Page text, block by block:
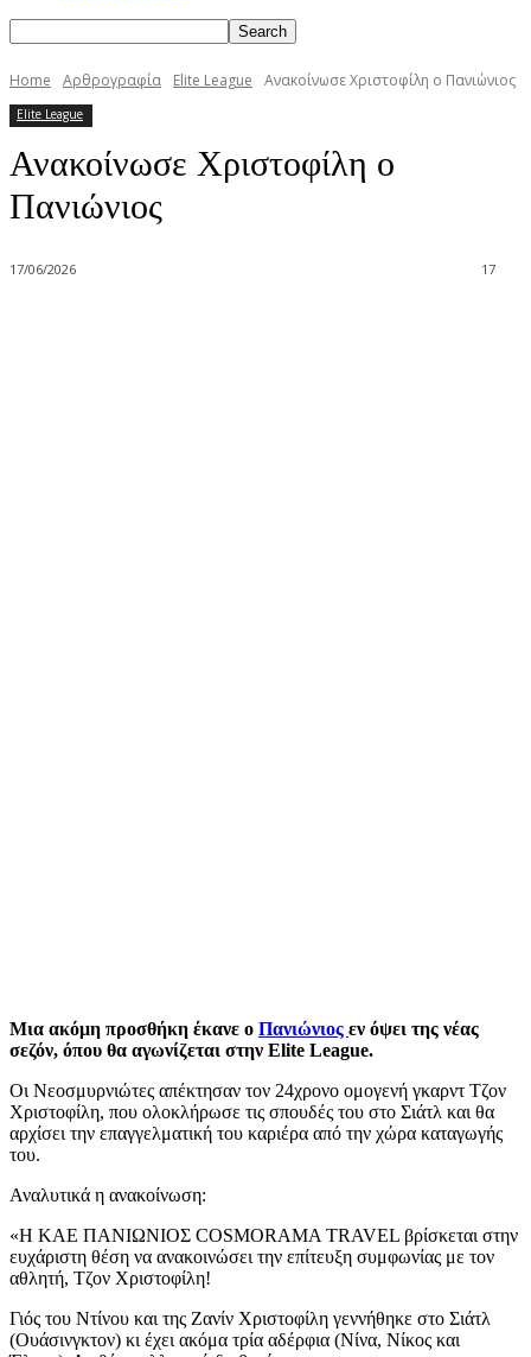
Home Αρθρογραφία Elite League Ανακοίνωσε Χριστοφίλη ο Πανιώνιος
Elite League
Ανακοίνωσε Χριστοφίλη ο
Πανιώνιος
17/06/2026 17
Μια ακόμη προσθήκη έκανε ο Πανιώνιος εν όψει της νέας
σεζόν, όπου θα αγωνίζεται στην Elite League.
Οι Νεοσμυρνιώτες απέκτησαν τον 24χρονο ομογενή γκαρντ Τζον
Χριστοφίλη, που ολοκλήρωσε τις σπουδές του στο Σιάτλ και θα
αρχίσει την επαγγελματική του καριέρα από την χώρα καταγωγής
του.
Αναλυτικά η ανακοίνωση:
«Η ΚΑΕ ΠΑΝΙΩΝΙΟΣ COSMORAMA TRAVEL βρίσκεται στην
ευχάριστη θέση να ανακοινώσει την επίτευξη συμφωνίας με τον
αθλητή, Τζον Χριστοφίλη!
Γιός του Ντίνου και της Ζανίν Χριστοφίλη γεννήθηκε στο Σιάτλ
(Ουάσινγκτον) κι έχει ακόμα τρία αδέρφια (Νίνα, Νίκος και